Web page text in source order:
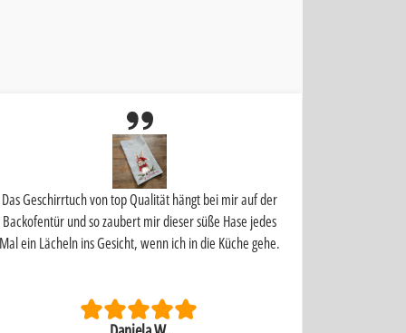
Das Geschirrtuch von top Qualität hängt bei mir auf der
Backofentür und so zaubert mir dieser süße Hase jedes
Mal ein Lächeln ins Gesicht, wenn ich in die Küche gehe.